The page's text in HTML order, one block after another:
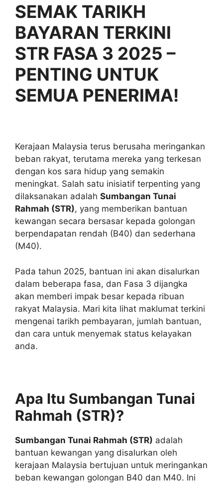
SEMAK TARIKH
BAYARAN TERKINI
STR FASA 3 2025 –
PENTING UNTUK
SEMUA PENERIMA!
Kerajaan Malaysia terus berusaha meringankan
beban rakyat, terutama mereka yang terkesan
dengan kos sara hidup yang semakin
meningkat. Salah satu inisiatif terpenting yang
dilaksanakan adalah Sumbangan Tunai
Rahmah (STR), yang memberikan bantuan
kewangan secara bersasar kepada golongan
berpendapatan rendah (B40) dan sederhana
(M40).
Pada tahun 2025, bantuan ini akan disalurkan
dalam beberapa fasa, dan Fasa 3 dijangka
akan memberi impak besar kepada ribuan
rakyat Malaysia. Mari kita lihat maklumat terkini
mengenai tarikh pembayaran, jumlah bantuan,
dan cara untuk menyemak status kelayakan
anda.
Apa Itu Sumbangan Tunai
Rahmah (STR)?
Sumbangan Tunai Rahmah (STR) adalah
bantuan kewangan yang disalurkan oleh
kerajaan Malaysia bertujuan untuk meringankan
beban kewangan golongan B40 dan M40. Ini